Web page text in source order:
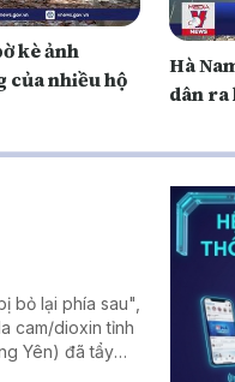
kè ảnh
của nhiều hộ
Hà
dân ra
bỏ lại phía sau",
cam/dioxin tỉnh
Yên) đã tẩy